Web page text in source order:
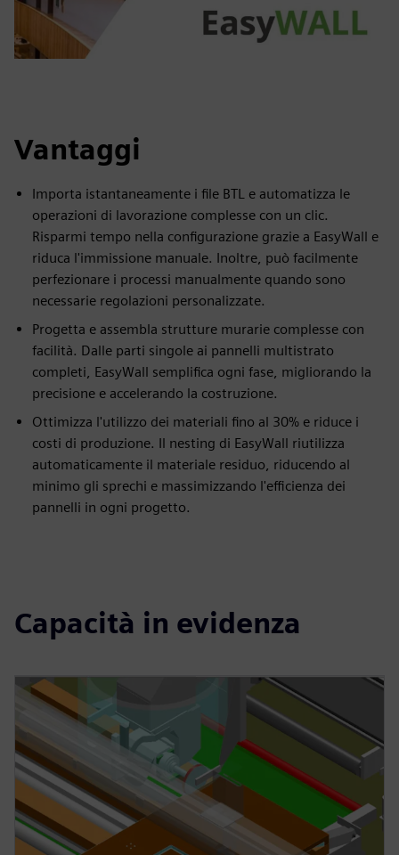
Vantaggi
Importa istantaneamente i file BTL e automatizza le
operazioni di lavorazione complesse con un clic.
Risparmi tempo nella configurazione grazie a EasyWall e
riduca l'immissione manuale. Inoltre, può facilmente
perfezionare i processi manualmente quando sono
necessarie regolazioni personalizzate.
Progetta e assembla strutture murarie complesse con
facilità. Dalle parti singole ai pannelli multistrato
completi, EasyWall semplifica ogni fase, migliorando la
precisione e accelerando la costruzione.
Ottimizza l'utilizzo dei materiali fino al 30% e riduce i
costi di produzione. Il nesting di EasyWall riutilizza
automaticamente il materiale residuo, riducendo al
minimo gli sprechi e massimizzando l'efficienza dei
pannelli in ogni progetto.
Capacità in evidenza